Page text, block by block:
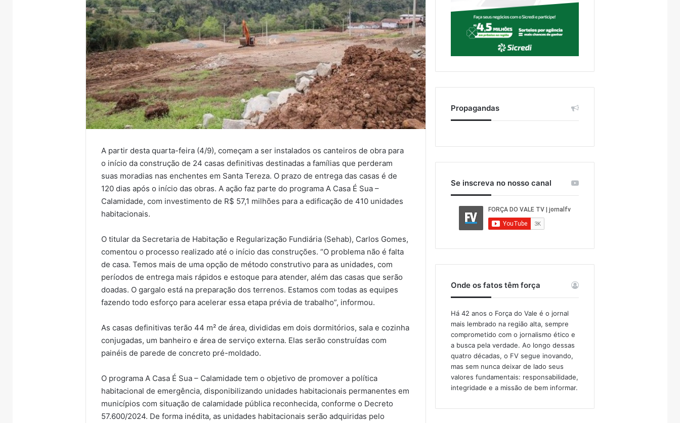
A partir desta quarta-feira (4/9), começam a ser instalados os canteiros de obra para
o início da construção de 24 casas definitivas destinadas a famílias que perderam
suas moradias nas enchentes em Santa Tereza. O prazo de entrega das casas é de
120 dias após o início das obras. A ação faz parte do programa A Casa É Sua –
Calamidade, com investimento de R$ 57,1 milhões para a edificação de 410 unidades
habitacionais.
O titular da Secretaria de Habitação e Regularização Fundiária (Sehab), Carlos Gomes,
comentou o processo realizado até o início das construções. “O problema não é falta
de casa. Temos mais de uma opção de método construtivo para as unidades, com
períodos de entrega mais rápidos e estoque para atender, além das casas que serão
doadas. O gargalo está na preparação dos terrenos. Estamos com todas as equipes
fazendo todo esforço para acelerar essa etapa prévia de trabalho”, informou.
As casas definitivas terão 44 m² de área, divididas em dois dormitórios, sala e cozinha
conjugadas, um banheiro e área de serviço externa. Elas serão construídas com
painéis de parede de concreto pré-moldado.
O programa A Casa É Sua – Calamidade tem o objetivo de promover a política
habitacional de emergência, disponibilizando unidades habitacionais permanentes em
municípios com situação de calamidade pública reconhecida, conforme o Decreto
57.600/2024. De forma inédita, as unidades habitacionais serão adquiridas pelo
Propagandas
Se inscreva no nosso canal
Onde os fatos têm força
Há 42 anos o Força do Vale é o jornal
mais lembrado na região alta, sempre
comprometido com o jornalismo ético e
a busca pela verdade. Ao longo dessas
quatro décadas, o FV segue inovando,
mas sem nunca deixar de lado seus
valores fundamentais: responsabilidade,
integridade e a missão de bem informar.​